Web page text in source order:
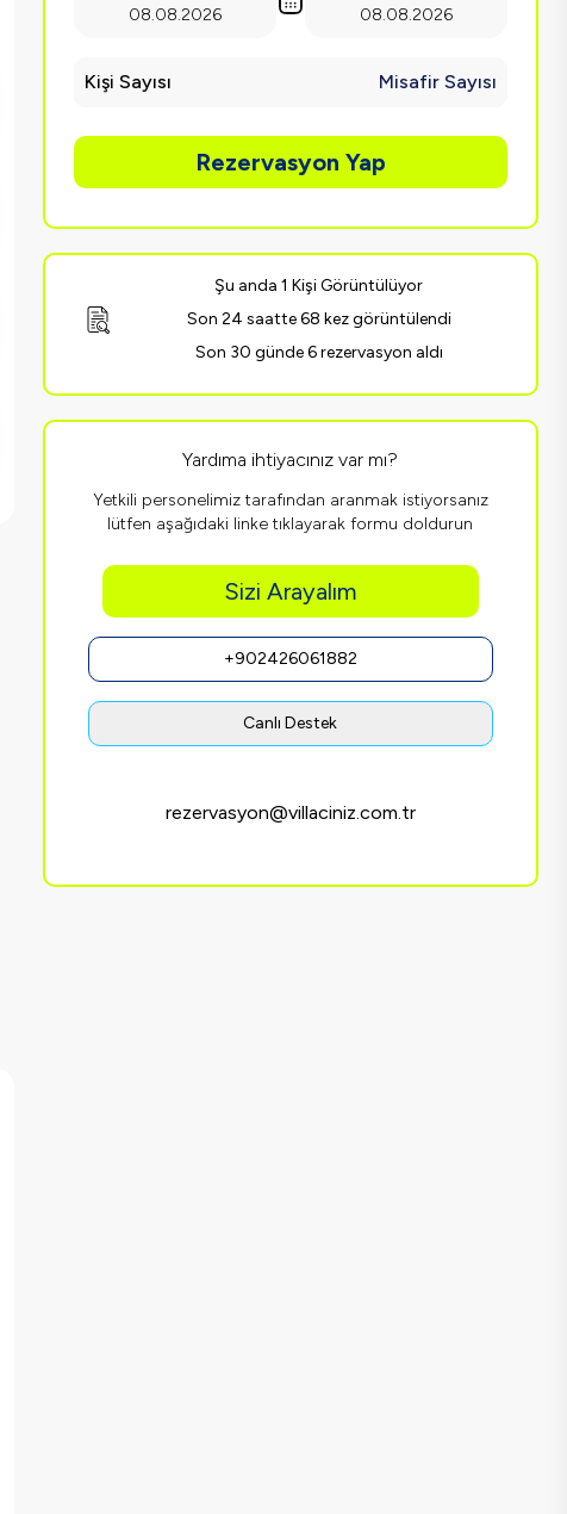
08.08.2026 08.08.2026
Kişi Sayısı Misafir Sayısı
Rezervasyon Yap
Şu anda 1 Kişi Görüntülüyor
Son 24 saatte 68 kez görüntülendi
Son 30 günde 6 rezervasyon aldı
Yardıma ihtiyacınız var mı?
Yetkili personelimiz tarafından aranmak istiyorsanız
lütfen aşağıdaki linke tıklayarak formu doldurun
Sizi Arayalım
+902426061882
Canlı Destek
rezervasyon@villaciniz.com.tr